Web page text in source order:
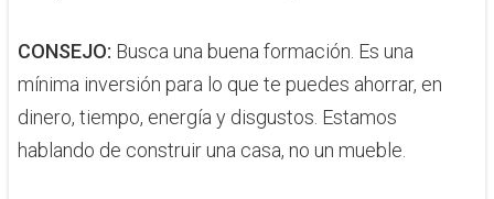
CONSEJO: ​Busca una buena formación. Es una
mínima inversión para lo que te puedes ahorrar, en
dinero, tiempo, energía y disgustos. Estamos
hablando de construir una casa, no un mueble.